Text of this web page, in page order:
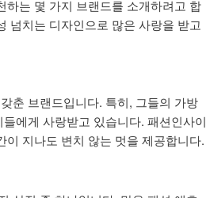
하는 몇 가지 브랜드를 소개하려고 합
넘치는 디자인으로 많은 사랑을 받고
춘 브랜드입니다. 특히, 그들의 가방
에게 사랑받고 있습니다. 패션인사이
지나도 변치 않는 멋을 제공합니다.